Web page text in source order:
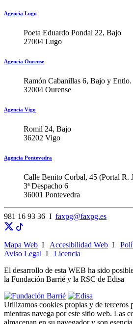
Agencia Lugo
Poeta Eduardo Pondal 22, Bajo
27004 Lugo
Agencia Ourense
Ramón Cabanillas 6, Bajo y Entlo.
32004 Ourense
Agencia Vigo
Romil 24, Bajo
36202 Vigo
Agencia Pontevedra
Calle Benito Corbal, 45 (Portal R.
3ª Despacho 6
36001 Pontevedra
981 16 93 36 I faxpg@faxpg.es
Mapa Web I Accesibilidad Web I
Aviso Legal I Licencia
El desarrollo de esta WEB ha sido
la Fundación Barrié y la RSC de Edisa
Utilizamos cookies propias y de terceros
mientras navega por este sitio web. Las
almacenan en su navegador y son